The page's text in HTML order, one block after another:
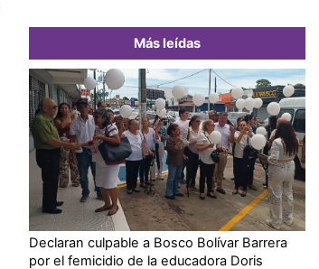
Más leídas
Declaran culpable a Bosco Bolívar Barrera
por el femicidio de la educadora Doris